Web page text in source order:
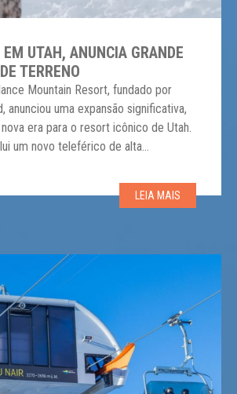
UTAH, ANUNCIA GRANDE
TERRENO
Mountain Resort, fundado por
anunciou uma expansão significativa,
era para o resort icônico de Utah.
um novo teleférico de alta
hotel de luxo. O destaque é o
Express”, um teleférico quádruplo
LEIA MAIS